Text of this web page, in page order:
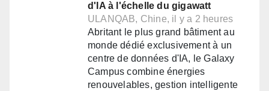
d'IA à l'échelle du gigawatt
ULANQAB, Chine, il y a 2 heures
Abritant le plus grand bâtiment au
monde dédié exclusivement à un
centre de données d'IA, le Galaxy
Campus combine énergies
renouvelables, gestion intelligente